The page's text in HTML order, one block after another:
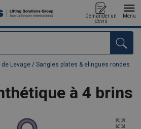
Demander un
devis
Menu
de Levage / Sangles plates & elingues rondes
à 4 brins